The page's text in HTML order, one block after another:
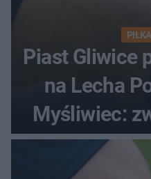
Piast Gliwice
na Lecha
Myśliwiec: